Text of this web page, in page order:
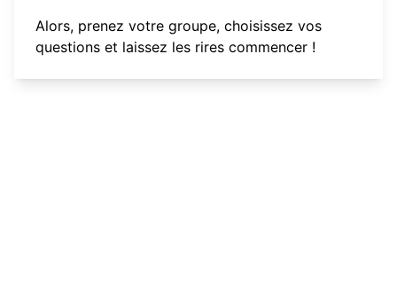
Alors, prenez votre groupe, choisissez vos
questions et laissez les rires commencer !